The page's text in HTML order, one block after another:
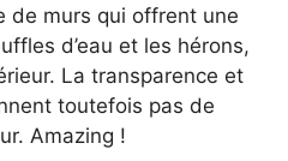
de murs qui offrent une
d’eau et les hérons,
La transparence et
toutefois pas de
Amazing !